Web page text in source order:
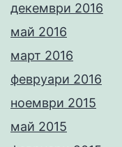
декември 2016
май 2016
март 2016
февруари 2016
ноември 2015
май 2015